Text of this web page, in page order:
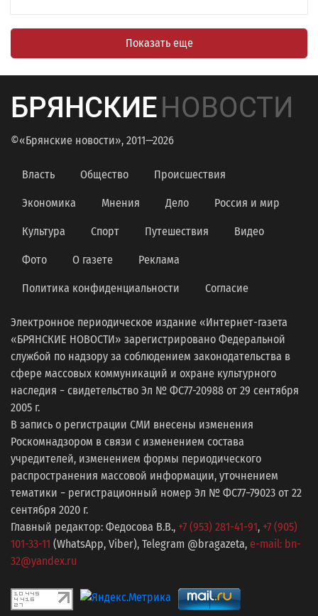
Показать еще
БРЯНСКИЕНОВОСТИ
©«Брянские новости», 2011—2026
Власть Общество Происшествия
Экономика Мнения Дело Россия и мир
Культура Спорт Путешествия Видео
Фото О газете Реклама
Политика конфиденциальности Согласие
Электронное периодическое издание «Интернет-газета
«БРЯНСКИЕ НОВОСТИ» зарегистрировано Федеральной
службой по надзору за соблюдением законодательства в
сфере массовых коммуникаций и охране культурного
наследия − свидетельство Эл № ФС77-20988 от 29 сентября
2005 г.
В запись о регистрации СМИ внесены изменения
Роскомнадзором в связи с изменением состава
учредителей, изменением формы периодического
распространения массовой информации, уточнением
тематики − регистрационный номер Эл № ФС77−79023 от 22
сентября 2020 г.
Главный редактор: Федосова В.В., +7 (953) 281-41-91, +7 (905)
101-33-11 (WhatsApp, Viber), Telegram @bragazeta, e-mail: bn-
32@yandex.ru